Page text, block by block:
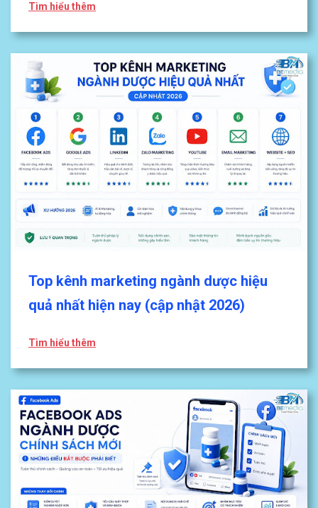
Tìm hiểu thêm
Top kênh marketing ngành dược hiệu
quả nhất hiện nay (cập nhật 2026)
Tìm hiểu thêm